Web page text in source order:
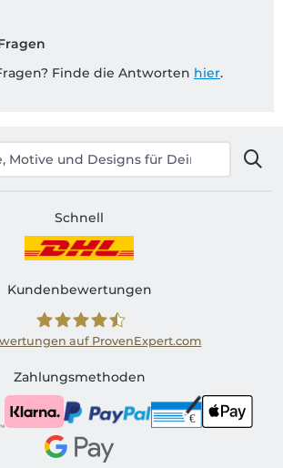
Finde die Antworten hier.
Schnell
Kundenbewertungen
Shirtinator AT
auf ProvenExpert.com
Zahlungsmethoden